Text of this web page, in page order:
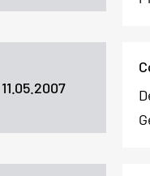
11.05.2007